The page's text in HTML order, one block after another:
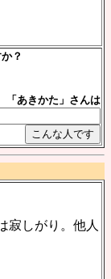
？
「あきかた」さんは
寂しがり。他人